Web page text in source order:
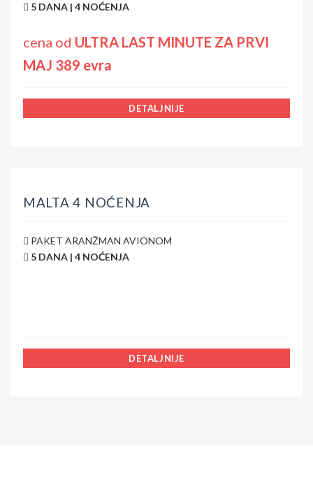
5 DANA | 4 NOĆENJA
cena od ULTRA LAST MINUTE ZA PRVI
MAJ 389 evra
DETALJNIJE
MALTA 4 NOĆENJA
PAKET ARANŽMAN AVIONOM
5 DANA | 4 NOĆENJA
DETALJNIJE